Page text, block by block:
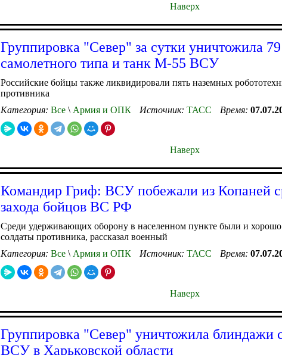
Наверх
Группировка "Север" за сутки уничтожила
самолетного типа и танк М-55 ВСУ
Российские бойцы также ликвидировали пять наземных
противника
Категория: Все \ Армия и ОПК Источник: ТАСС Время:
Наверх
Командир Гриф: ВСУ побежали из Копаней
захода бойцов ВС РФ
Среди удерживающих оборону в населенном пункте были и
солдаты противника, рассказал военный
Категория: Все \ Армия и ОПК Источник: ТАСС Время:
Наверх
Группировка "Север" уничтожила блиндажи
ВСУ в Харьковской области